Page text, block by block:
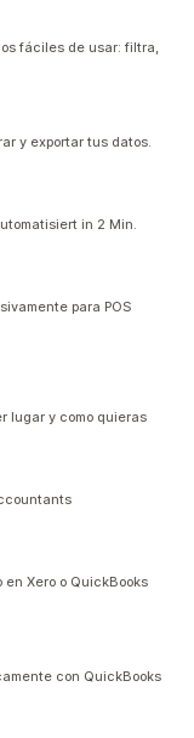
fáciles de usar: filtra,
y exportar tus datos.
in 2 Min.
para POS
lugar y como quieras
Xero o QuickBooks
con QuickBooks